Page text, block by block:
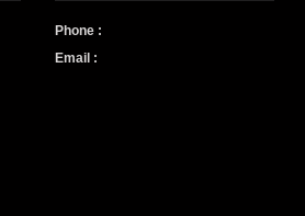
Phone :
Email :